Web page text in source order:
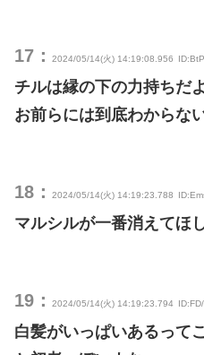
17： 2024/05/14(火) 14:19:08.956
チルは縁の下の力持ちだよ
お前らには到底わからな
18： 2024/05/14(火) 14:19:23.788
マルシルが一番消えてほ
19： 2024/05/14(火) 14:19:23.794
白髪がいっぱいあるって